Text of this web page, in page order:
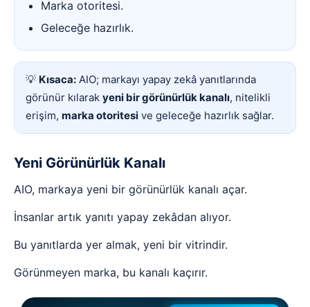
Marka otoritesi.
Geleceğe hazırlık.
💡 Kısaca: AIO; markayı yapay zekâ yanıtlarında
görünür kılarak yeni bir görünürlük kanalı, nitelikli
erişim, marka otoritesi ve geleceğe hazırlık sağlar.
Yeni Görünürlük Kanalı
AIO, markaya yeni bir görünürlük kanalı açar.
İnsanlar artık yanıtı yapay zekâdan alıyor.
Bu yanıtlarda yer almak, yeni bir vitrindir.
Görünmeyen marka, bu kanalı kaçırır.